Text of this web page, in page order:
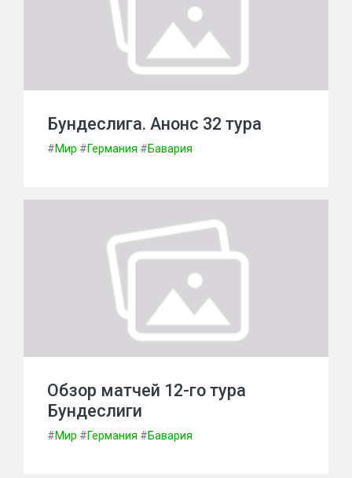
Бундеслига. Анонс 32 тура
#Мир #Германия #Бавария
Обзор матчей 12-го тура
Бундеслиги
#Мир #Германия #Бавария